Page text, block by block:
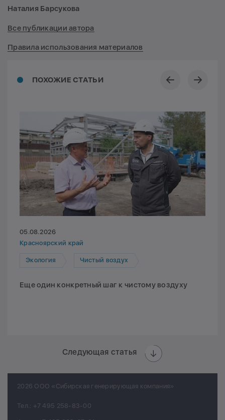
ПОХОЖИЕ СТАТЬИ
05.08.2026
Красноярский край
Экология Чистый воздух
Еще один конкретный шаг к чистому воздуху
Следующая статья
Наталия Барсукова
Все публикации автора
Правила использования материалов
2026 ООО «Сибирская генерирующая компания»
Тел.: +7 495 258-83-00